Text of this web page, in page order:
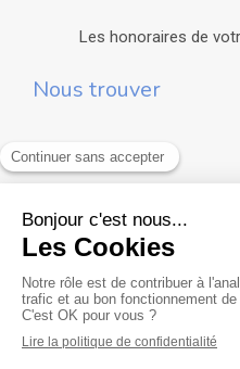
Les honoraires de
Nous trouver